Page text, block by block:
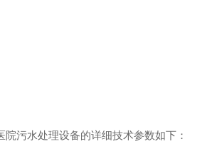
污水处理设备的详细技术参数如下：